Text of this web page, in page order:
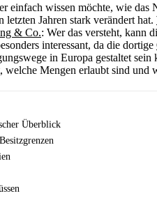
einfach wissen möchte, wie das
Jahren stark verändert hat.
& Co.: Wer das versteht, kann
interessant, da die dortige
in Europa gestaltet
Mengen erlaubt sind und
Überblick